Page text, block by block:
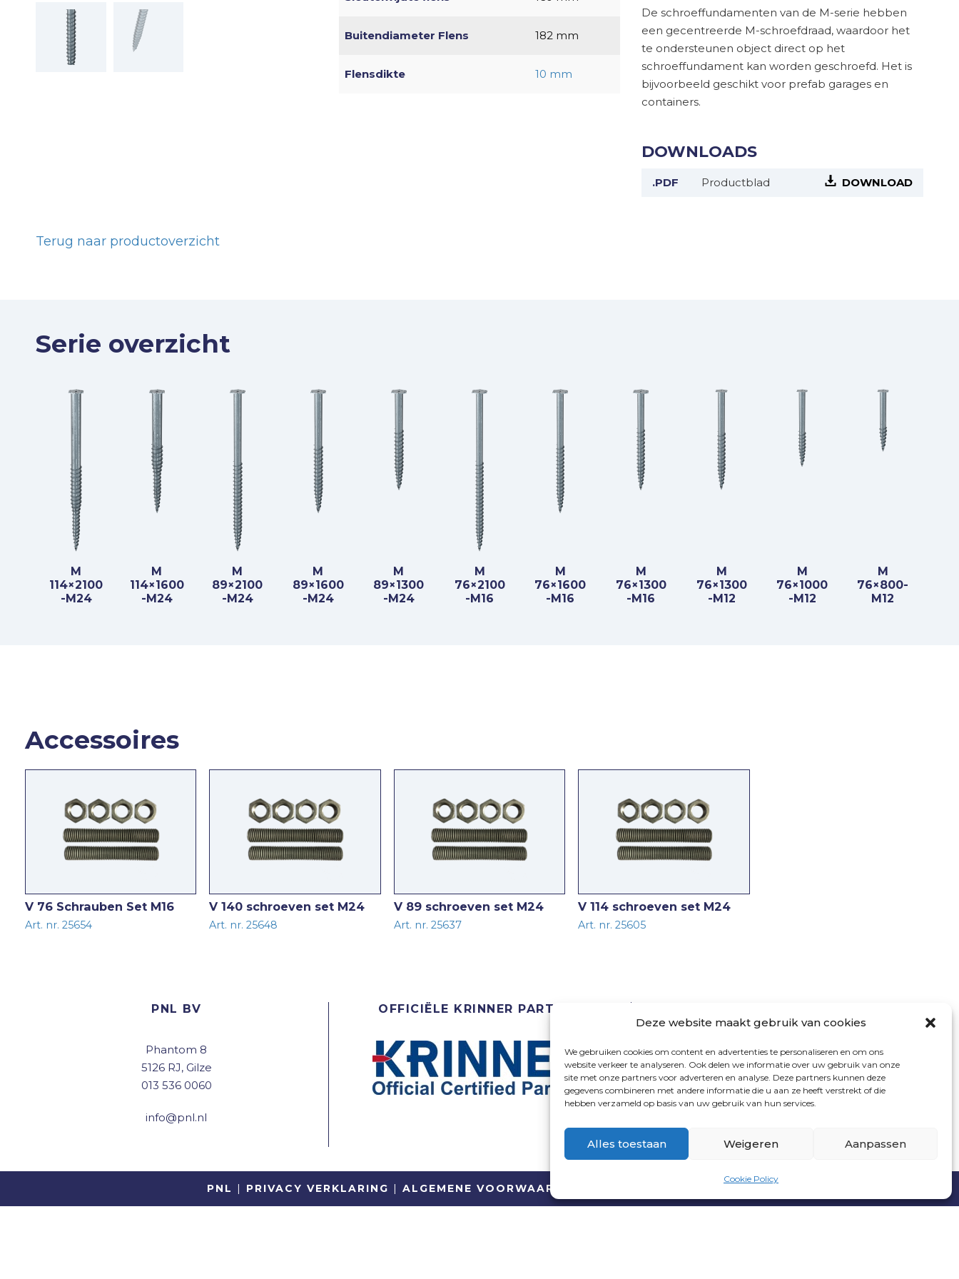
Deze website maakt gebruik van cookies
We gebruiken cookies om content en advertenties te personaliseren en om ons
website verkeer te analyseren. Ook delen we informatie over uw gebruik van onze
site met onze partners voor adverteren en analyse. Deze partners kunnen deze
gegevens combineren met andere informatie die u aan ze heeft verstrekt of die
hebben verzameld op basis van uw gebruik van hun services.
Alles toestaan Weigeren Aanpassen
Cookie Policy
Buitendiameter Flens 182 mm
Flensdikte 10 mm
De schroeffundamenten van de M-serie hebben
een gecentreerde M-schroefdraad, waardoor het
te ondersteunen object direct op het
schroeffundament kan worden geschroefd. Het is
bijvoorbeeld geschikt voor prefab garages en
containers.
DOWNLOADS
.PDF Productblad DOWNLOAD
Terug naar productoverzicht
Serie overzicht
M
114×2100
-M24
M
114×1600
-M24
M
89×2100
-M24
M
89×1600
-M24
M
89×1300
-M24
M
76×2100
-M16
M
76×1600
-M16
M
76×1300
-M16
M
76×1300
-M12
M
76×1000
-M12
M
76×800-
M12
Accessoires
V 76 Schrauben Set M16
Art. nr. 25654
V 140 schroeven set M24
Art. nr. 25648
V 89 schroeven set M24
Art. nr. 25637
V 114 schroeven set M24
Art. nr. 25605
PNL BV
Phantom 8
5126 RJ, Gilze
013 536 0060
info@pnl.nl
OFFICIËLE KRINNER PARTNER
PNL | PRIVACY VERKLARING | ALGEMENE VOORWAARDEN